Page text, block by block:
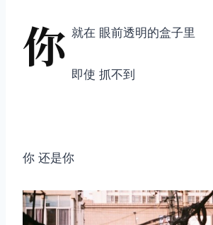
你 就在 眼前透明的盒子里
即使 抓不到
你 还是你